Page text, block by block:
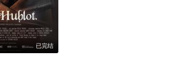
已完结